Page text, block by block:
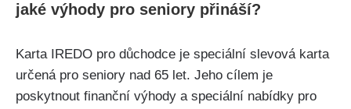
jaké výhody pro seniory přináší?
Karta IREDO pro důchodce je speciální slevová karta
určená pro seniory nad 65 let. Jeho cílem je
poskytnout finanční výhody a speciální nabídky pro